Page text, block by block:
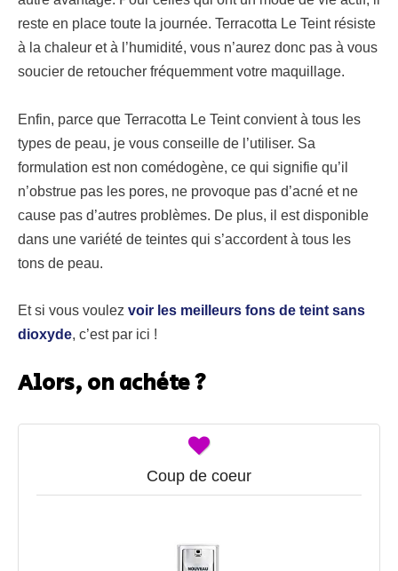
reste en place toute la journée. Terracotta Le Teint résiste
à la chaleur et à l’humidité, vous n’aurez donc pas à vous
soucier de retoucher fréquemment votre maquillage.
Enfin, parce que Terracotta Le Teint convient à tous les
types de peau, je vous conseille de l’utiliser. Sa
formulation est non comédogène, ce qui signifie qu’il
n’obstrue pas les pores, ne provoque pas d’acné et ne
cause pas d’autres problèmes. De plus, il est disponible
dans une variété de teintes qui s’accordent à tous les
tons de peau.
Et si vous voulez voir les meilleurs fons de teint sans
dioxyde, c’est par ici !
Alors, on achète ?
Coup de coeur